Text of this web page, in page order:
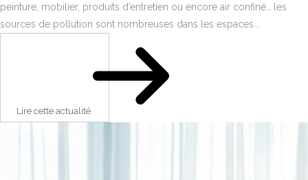
peinture, mobilier, produits d’entretien ou encore air confiné… les
sources de pollution sont nombreuses dans les espaces...
Lire cette actualité